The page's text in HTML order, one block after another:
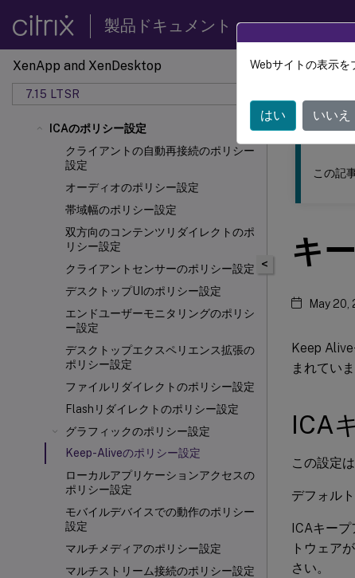
製品ドキュメント
XenApp and XenDesktop
7.15 LTSR
ICAのポリシー設定
クライアントの自動再接続のポリシー
設定
オーディオのポリシー設定
帯域幅のポリシー設定
双方向のコンテンツリダイレクトのポ
リシー設定
クライアントセンサーのポリシー設定
デスクトップUIのポリシー設定
エンドユーザーモニタリングのポリシ
ー設定
デスクトップエクスペリエンス拡張の
ポリシー設定
ファイルリダイレクトのポリシー設定
Flashリダイレクトのポリシー設定
グラフィックのポリシー設定
Keep-Aliveのポリシー設定
ローカルアプリケーションアクセスの
ポリシー設定
モバイルデバイスでの動作のポリシー
設定
マルチメディアのポリシー設定
マルチストリーム接続のポリシー設定
このコンテ
<
この記
キ
May 20,
Keep
まれていま
ICA
この設定
デフォル
ICAキー
トウェア
さい。
Webサイトの表示を
はい いいえ